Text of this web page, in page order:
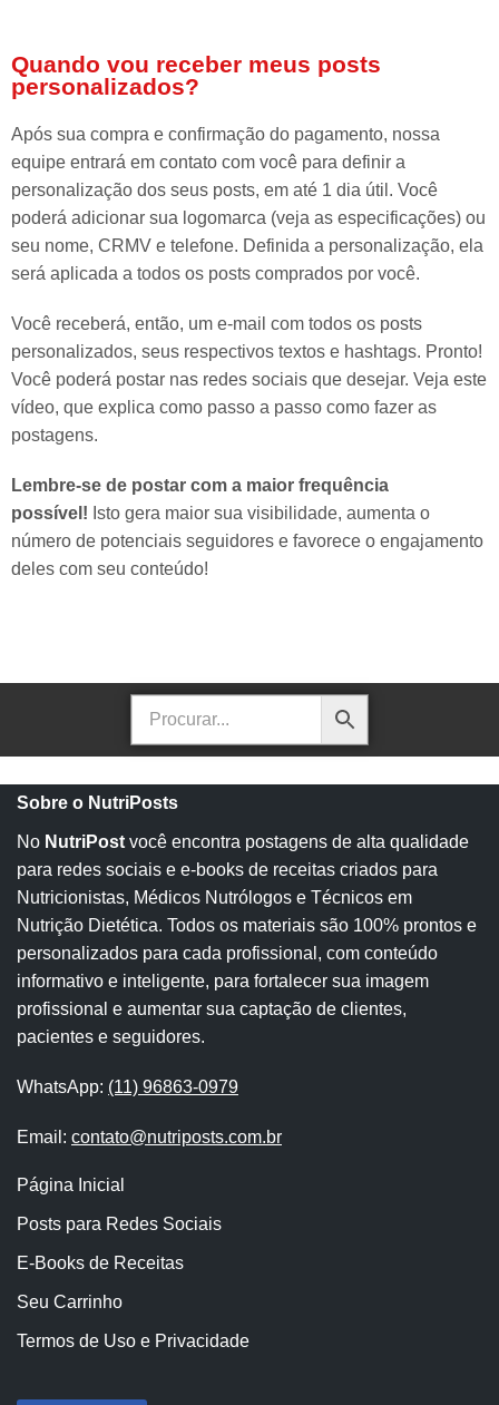
Quando vou receber meus posts
personalizados?
Após sua compra e confirmação do pagamento, nossa
equipe entrará em contato com você para definir a
personalização dos seus posts, em até 1 dia útil. Você
poderá adicionar sua logomarca (veja as especificações) ou
seu nome, CRMV e telefone. Definida a personalização, ela
será aplicada a todos os posts comprados por você.
Você receberá, então, um e-mail com todos os posts
personalizados, seus respectivos textos e hashtags. Pronto!
Você poderá postar nas redes sociais que desejar. Veja este
vídeo, que explica como passo a passo como fazer as
postagens.
Lembre-se de postar com a maior frequência
possível! Isto gera maior sua visibilidade, aumenta o
número de potenciais seguidores e favorece o engajamento
deles com seu conteúdo!
Sobre o NutriPosts
No NutriPost você encontra postagens de alta qualidade
para redes sociais e e-books de receitas criados para
Nutricionistas, Médicos Nutrólogos e Técnicos em
Nutrição Dietética. Todos os materiais são 100% prontos e
personalizados para cada profissional, com conteúdo
informativo e inteligente, para fortalecer sua imagem
profissional e aumentar sua captação de clientes,
pacientes e seguidores.
WhatsApp: (11) 96863-0979
Email: contato@nutriposts.com.br
Página Inicial
Posts para Redes Sociais
E-Books de Receitas
Seu Carrinho
Termos de Uso e Privacidade